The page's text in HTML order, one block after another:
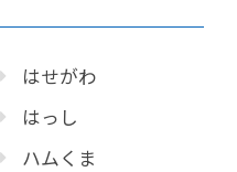
はせがわ
はっし
ハムくま